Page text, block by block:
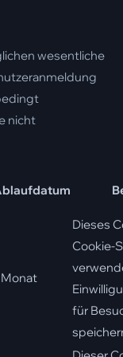
wesentliche
nicht
Monat
Dieses
Cookie-
für